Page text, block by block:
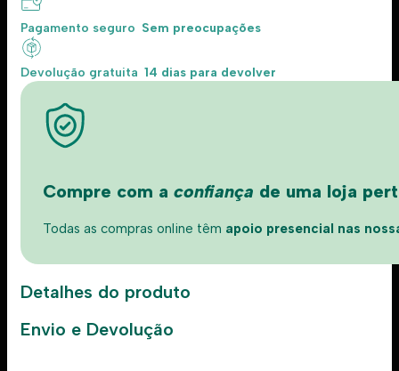
Pagamento seguro Sem preocupações
Devolução gratuita 14 dias para devolver
Compre com a confiança de uma loja
Todas as compras online têm apoio presencial nas
Detalhes do produto
Envio e Devolução